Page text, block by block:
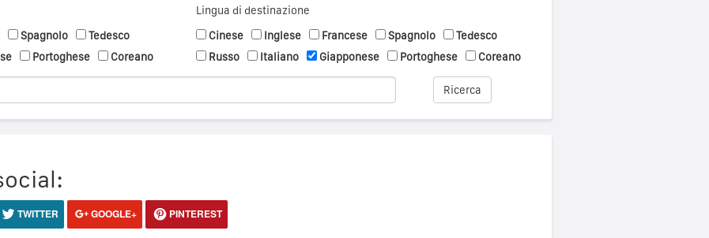
Spagnolo
Tedesco
Portoghese Coreano
Lingua di destinazione
Cinese
Inglese Francese Spagnolo
Tedesco
Russo
Italiano Giapponese Portoghese Coreano
Ricerca
TWITTER GOOGLE+ PINTEREST